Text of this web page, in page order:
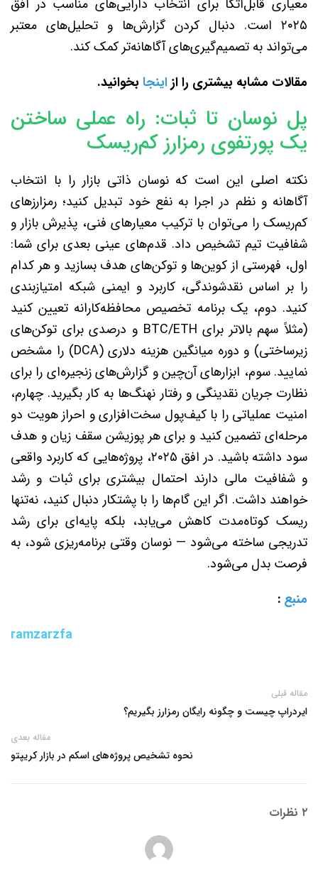
معیاری قابل‌اتکا برای انتخاب دارایی‌های مناسب در افق
۲۰۲۵ است. دنبال کردن گزارش‌ها و تحلیل‌های معتبر
می‌تواند به تصمیم‌گیری‌های آگاهانه‌تر کمک کند.
مقالات مشابه بیشتری را از اینجا بخوانید.
پل نوسان تا ثبات: راه عملی ساختن
یک پورتفوی رمزارز کم‌ریسک
نکته اصلی این است که نوسان ذاتی بازار را با انتخاب
آگاهانه و نظم در اجرا به نفع خود تبدیل کنید؛ رمزارزهای
کم‌ریسک را می‌توان با ترکیب معیارهای فنی، پذیرش بازار و
شفافیت تیم تشخیص داد. قدم‌های عینی بعدی برای شما:
اول، فهرستی از کوین‌ها و توکن‌های هدف بسازید و هر کدام
را بر اساس نقدشوندگی، کاربرد و ایمنی شبکه امتیازبندی
کنید. دوم، یک برنامه تخصیص محافظه‌کارانه تعیین کنید
(مثلاً سهم بالاتر برای BTC/ETH و درصدی برای توکن‌های
زیرساختی) و دوره میانگین هزینه دلاری (DCA) را مشخص
نمایید. سوم، ابزارهای آن‌چین و گزارش‌های زنجیره‌ای را برای
نظارت جریان نقدینگی و رفتار نهنگ‌ها به کار بگیرید. چهارم،
امنیت عملیاتی را با کیف‌پول سخت‌افزاری و احراز هویت دو
مرحله‌ای تضمین کنید و برای هر پوزیشن سقف زیان و هدف
سود داشته باشید. در افق ۲۰۲۵، پروژه‌هایی که کاربرد واقعی
و شفافیت مالی دارند احتمال بیشتری برای ثبات و رشد
خواهند داشت. اگر این گام‌ها را با پشتکار دنبال کنید، نه‌تنها
ریسک کوتاه‌مدت کاهش می‌یابد، بلکه پایه‌ای برای رشد
تدریجی ساخته می‌شود — نوسان وقتی برنامه‌ریزی شود، به
فرصت بدل می‌شود.
منبع :
ramzarzfa
مقاله قبلی
ایردراپ چیست و چگونه رایگان رمزارز بگیریم؟
مقاله بعدی
نحوه تشخیص پروژه‌های اسکم در بازار کریپتو
۲ نظرات